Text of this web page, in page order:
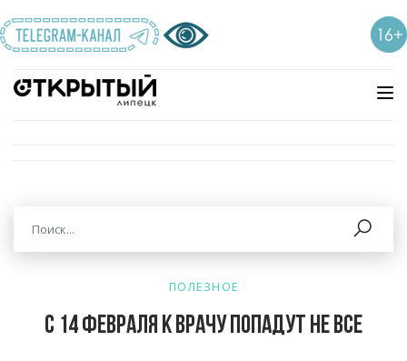
ПОЛЕЗНОЕ
С 14 февраля к врачу попадут не все